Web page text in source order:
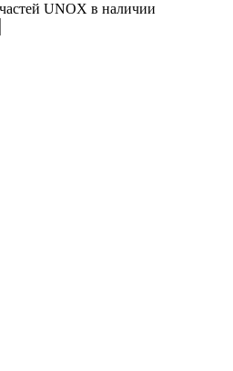
UNOX в наличии